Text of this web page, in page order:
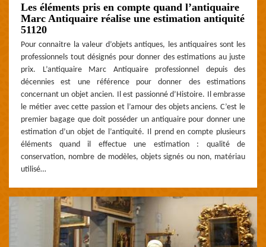
Les éléments pris en compte quand l’antiquaire
Marc Antiquaire réalise une estimation antiquité
51120
Pour connaitre la valeur d’objets antiques, les antiquaires sont les
professionnels tout désignés pour donner des estimations au juste
prix. L’antiquaire Marc Antiquaire professionnel depuis des
décennies est une référence pour donner des estimations
concernant un objet ancien. Il est passionné d’Histoire. Il embrasse
le métier avec cette passion et l’amour des objets anciens. C’est le
premier bagage que doit posséder un antiquaire pour donner une
estimation d’un objet de l’antiquité. Il prend en compte plusieurs
éléments quand il effectue une estimation : qualité de
conservation, nombre de modèles, objets signés ou non, matériau
utilisé…